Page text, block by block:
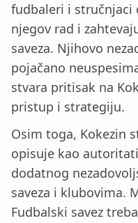
fudbaleri i
njegov rad i
saveza. Njihovo
pojačano
stvara pritisak na
pristup i strategiju.
Osim toga, Kokezin
opisuje kao
dodatnog
saveza i klubovima.
Fudbalski savez